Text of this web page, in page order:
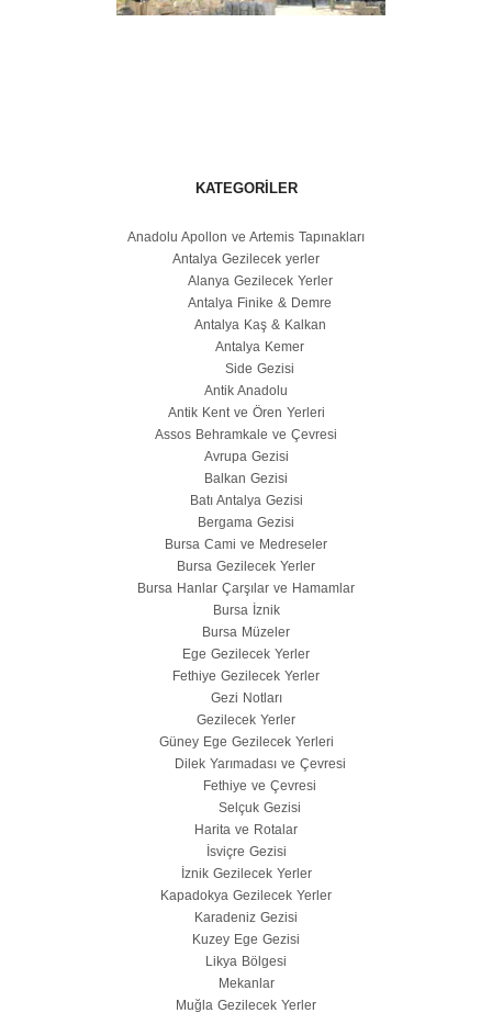
KATEGORILER
Anadolu Apollon ve Artemis Tapınakları
Antalya Gezilecek yerler
Alanya Gezilecek Yerler
Antalya Finike & Demre
Antalya Kaş & Kalkan
Antalya Kemer
Side Gezisi
Antik Anadolu
Antik Kent ve Ören Yerleri
Assos Behramkale ve Çevresi
Avrupa Gezisi
Balkan Gezisi
Batı Antalya Gezisi
Bergama Gezisi
Bursa Cami ve Medreseler
Bursa Gezilecek Yerler
Bursa Hanlar Çarşılar ve Hamamlar
Bursa İznik
Bursa Müzeler
Ege Gezilecek Yerler
Fethiye Gezilecek Yerler
Gezi Notları
Gezilecek Yerler
Güney Ege Gezilecek Yerleri
Dilek Yarımadası ve Çevresi
Fethiye ve Çevresi
Selçuk Gezisi
Harita ve Rotalar
İsviçre Gezisi
İznik Gezilecek Yerler
Kapadokya Gezilecek Yerler
Karadeniz Gezisi
Kuzey Ege Gezisi
Likya Bölgesi
Mekanlar
Muğla Gezilecek Yerler